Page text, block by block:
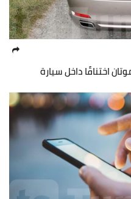
اختناقًا داخل سيارة